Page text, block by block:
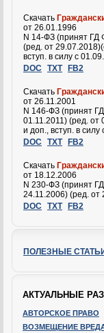
Скачать
от 26.01.1996
N 14-ФЗ (принят
(ред. от
вступ. в силу с
DOC TXT FB2
Скачать
от 26.11.2001
N 146-ФЗ (принят
01.11.2011) (ред. от
и доп., вступ. в силу
DOC TXT FB2
Скачать
от 18.12.2006
N 230-ФЗ (принят
24.11.2006) (ред. от
DOC TXT FB2
ПОЛЕЗНЫЕ
АКТУАЛЬНЫЕ
АВТОРСКОЕ ПРАВО
ВОЗМЕЩЕНИЕ